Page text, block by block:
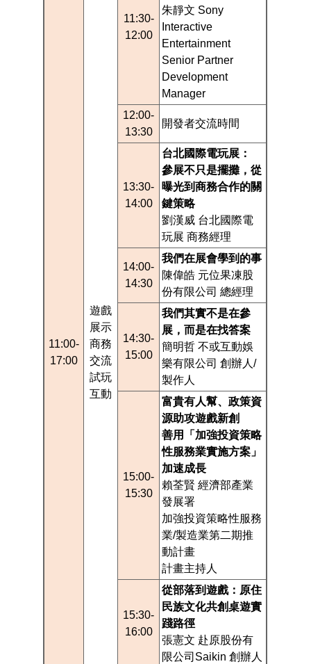
11:00-
17:00
遊戲
展示
商務
交流
試玩
互動
11:30-
12:00
朱靜文 Sony
Interactive
Entertainment
Senior Partner
Development
Manager
12:00-
13:30
開發者交流時間
13:30-
14:00
台北國際電玩展：
參展不只是擺攤，從
曝光到商務合作的關
鍵策略
劉漢威 台北國際電
玩展 商務經理
14:00-
14:30
我們在展會學到的事
陳偉皓 元位果凍股
份有限公司 總經理
14:30-
15:00
我們其實不是在參
展，而是在找答案
簡明哲 不或互動娛
樂有限公司 創辦人/
製作人
15:00-
15:30
富貴有人幫、政策資
源助攻遊戲新創
善用「加強投資策略
性服務業實施方案」
加速成長
賴荃賢 經濟部產業
發展署
加強投資策略性服務
業/製造業第二期推
動計畫
計畫主持人
15:30-
16:00
從部落到遊戲：原住
民族文化共創桌遊實
踐路徑
張憲文 赴原股份有
限公司Saikin 創辦人